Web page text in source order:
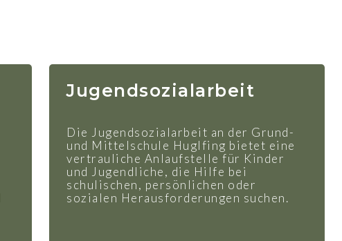
Jugendsozialarbeit
Die Jugendsozialarbeit an der Grund-
und Mittelschule Huglfing bietet eine
vertrauliche Anlaufstelle für Kinder
und Jugendliche, die Hilfe bei
schulischen, persönlichen oder
sozialen Herausforderungen suchen.